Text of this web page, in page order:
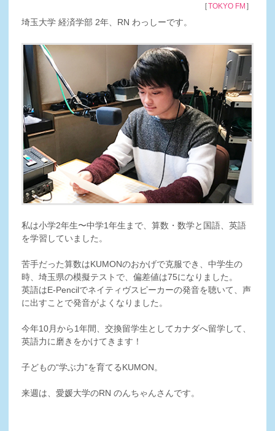
［TOKYO FM ］
埼玉大学 経済学部 2年、RN わっしーです。
私は小学2年生〜中学1年生まで、算数・数学と国語、英語
を学習していました。
苦手だった算数はKUMONのおかげで克服でき、中学生の
時、埼玉県の模擬テストで、偏差値は75になりました。
英語はE-Pencilでネイティヴスピーカーの発音を聴いて、声
に出すことで発音がよくなりました。
今年10月から1年間、交換留学生としてカナダへ留学して、
英語力に磨きをかけてきます！
子どもの“学ぶ力”を育てるKUMON。
来週は、愛媛大学のRN のんちゃんさんです。